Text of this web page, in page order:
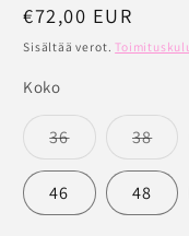
Normaalihinta
€72,00 EUR
Sisältää verot.
Koko
36Versio
on
loppuunmyyty
saatavilla
38
on
tai
ei
46 48